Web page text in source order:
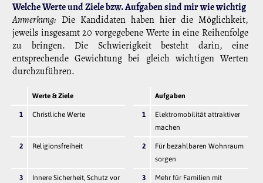
Welche Werte und Ziele bzw. Aufgaben sind mir wie wichtig
Anmerkung: Die Kandidaten haben hier die Möglichkeit,
jeweils insgesamt 20 vorgegebene Werte in eine Reihenfolge
zu bringen. Die Schwierigkeit besteht darin, eine
entsprechende Gewichtung bei gleich wichtigen Werten
durchzuführen.
Werte & Ziele Aufgaben
1 Christliche Werte 1
Elektromobilität attraktiver
machen
2 Religionsfreiheit 2
Für bezahlbaren Wohnraum
sorgen
3
Innere Sicherheit, Schutz vor
3
Mehr für Familien mit